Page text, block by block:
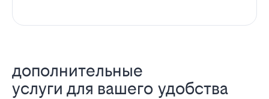
дополнительные
услуги для вашего удобства